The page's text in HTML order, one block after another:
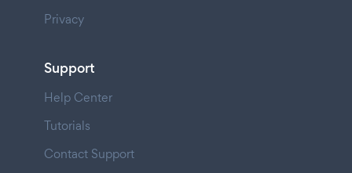
Privacy
Support
Help Center
Tutorials
Contact Support